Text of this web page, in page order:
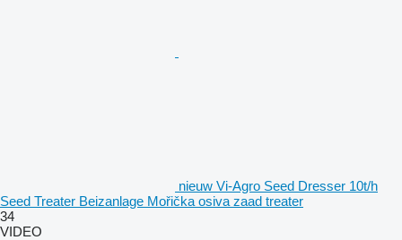
nieuw Vi-Agro Seed Dresser 10t/h
Seed Treater Beizanlage Mořička osiva zaad treater
34
VIDEO